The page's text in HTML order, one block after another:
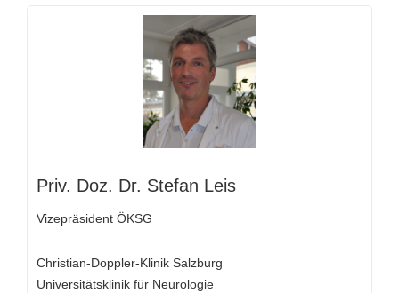
Priv. Doz. Dr. Stefan Leis
Vizepräsident ÖKSG
Christian-Doppler-Klinik Salzburg
Universitätsklinik für Neurologie